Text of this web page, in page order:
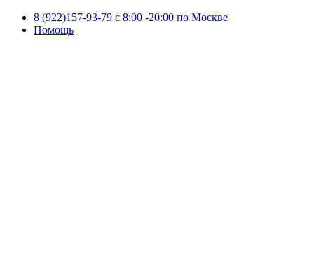
8 (922)157-93-79 c 8:00 -20:00 по Москве
Помощь